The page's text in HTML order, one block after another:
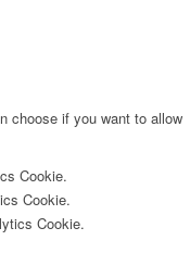
choose if you want to allow
Cookie.
Cookie.
Cookie.